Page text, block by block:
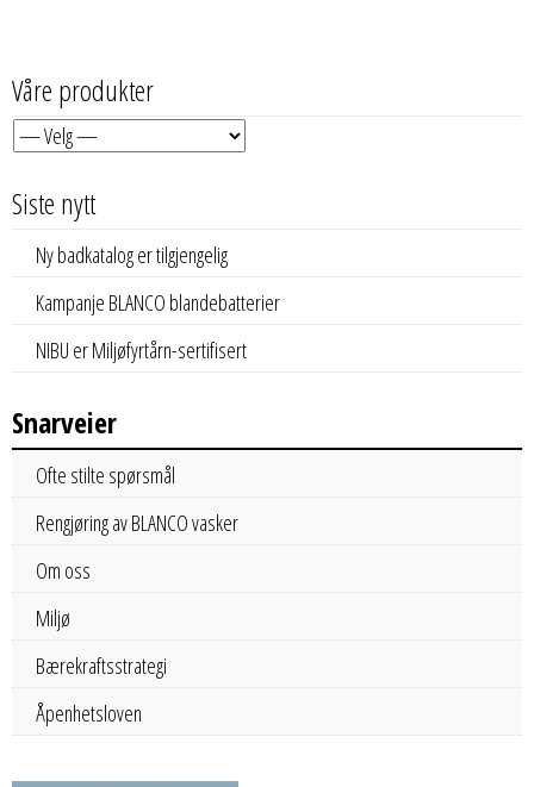
Våre produkter
Siste nytt
Ny badkatalog er tilgjengelig
Kampanje BLANCO blandebatterier
NIBU er Miljøfyrtårn-sertifisert
Snarveier
Ofte stilte spørsmål
Rengjøring av BLANCO vasker
Om oss
Miljø
Bærekraftsstrategi
Åpenhetsloven